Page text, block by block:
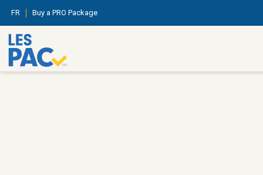
FR Buy a PRO Package